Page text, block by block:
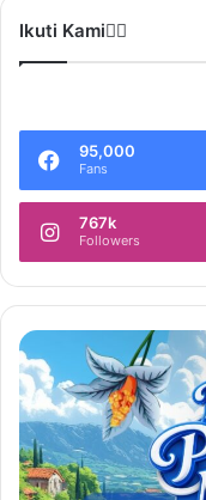
Ikuti Kami❤️‍🔥
95,000
Fans
767k
Followers